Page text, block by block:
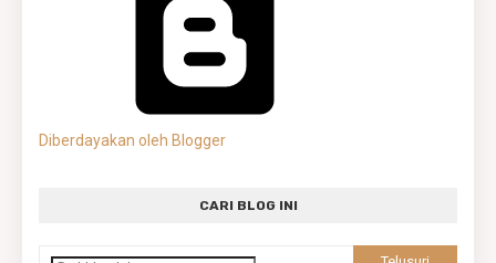
Diberdayakan oleh Blogger
CARI BLOG INI